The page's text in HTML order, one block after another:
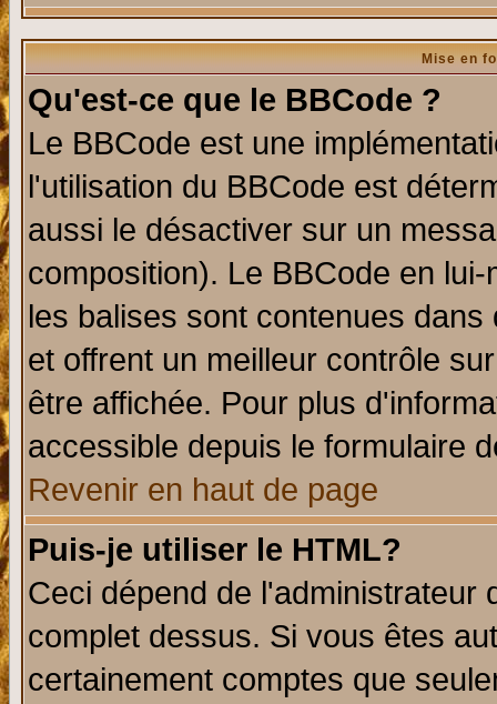
Mise en
Qu'est-ce que le BBCode ?
Le BBCode est une
l'utilisation du BBCode est
aussi le désactiver sur un
composition). Le BBCode en
les balises sont contenues
et offrent un meilleur contrôle
être affichée. Pour plus
accessible depuis le formulaire
Revenir en haut de page
Puis-je utiliser le HTML?
Ceci dépend de l'administrateur
complet dessus. Si vous êtes
certainement comptes que